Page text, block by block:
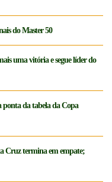
do Master 50
uma vitória e segue líder do
ponta da tabela da Copa
Cruz termina em empate;